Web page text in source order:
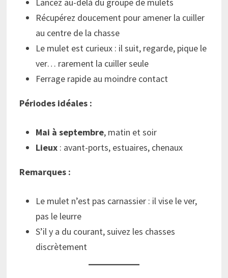
Récupérez doucement pour amener la cuiller
au centre de la chasse
Le mulet est curieux : il suit, regarde, pique le
ver… rarement la cuiller seule
Ferrage rapide au moindre contact
Périodes idéales :
Mai à septembre, matin et soir
Lieux: avant-ports, estuaires, chenaux
Remarques :
Le mulet n’est pas carnassier : il vise le ver,
pas le leurre
S’il y a du courant, suivez les chasses
discrètement